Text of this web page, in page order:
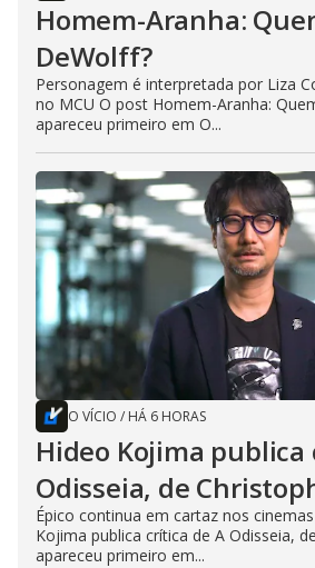
Homem-Aranha:
DeWolff?
Personagem é interpretada por Liza
no MCU O post Homem-Aranha:
apareceu primeiro em O...
O VÍCIO / HÁ 6 HORAS
Hideo Kojima publica
Odisseia, de
Épico continua em cartaz nos
Kojima publica crítica de A Odisseia,
apareceu primeiro em...